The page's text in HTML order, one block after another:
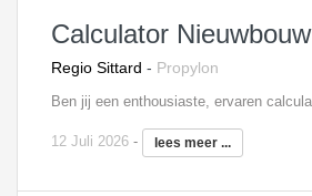
Calculator Nieuwbouw
Regio Sittard - Propylon
12 Juli 2026 - lees meer ...